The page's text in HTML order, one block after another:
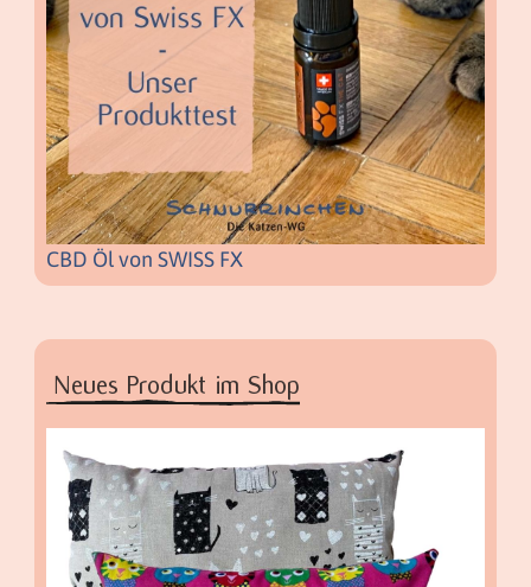
CBD Öl von SWISS FX
Neues Produkt im Shop